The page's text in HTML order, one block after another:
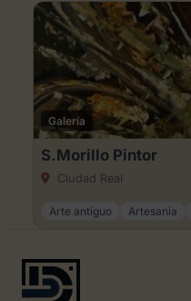
Galería
S.Morillo Pintor
Ciudad Real
Arte antiguo Artesanía